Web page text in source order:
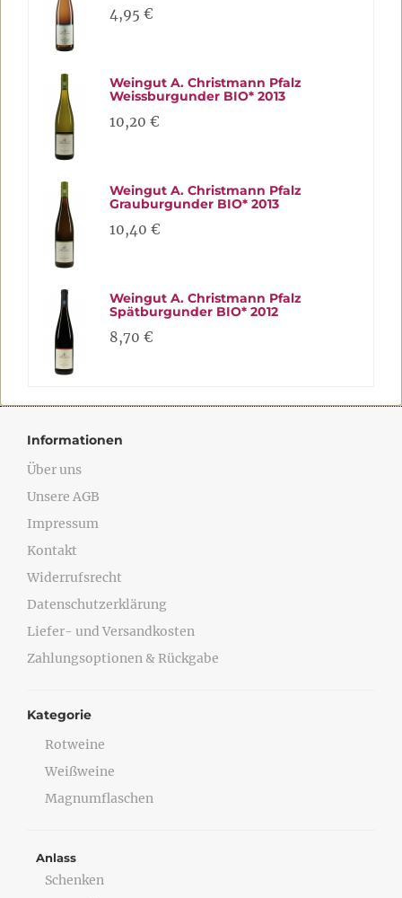
4,95 €
Weingut A. Christmann Pfalz
Weissburgunder BIO* 2013
10,20 €
Weingut A. Christmann Pfalz
Grauburgunder BIO* 2013
10,40 €
Weingut A. Christmann Pfalz
Spätburgunder BIO* 2012
8,70 €
Informationen
Über uns
Unsere AGB
Impressum
Kontakt
Widerrufsrecht
Datenschutzerklärung
Liefer- und Versandkosten
Zahlungsoptionen & Rückgabe
Kategorie
Rotweine
Weißweine
Magnumflaschen
Anlass
Schenken